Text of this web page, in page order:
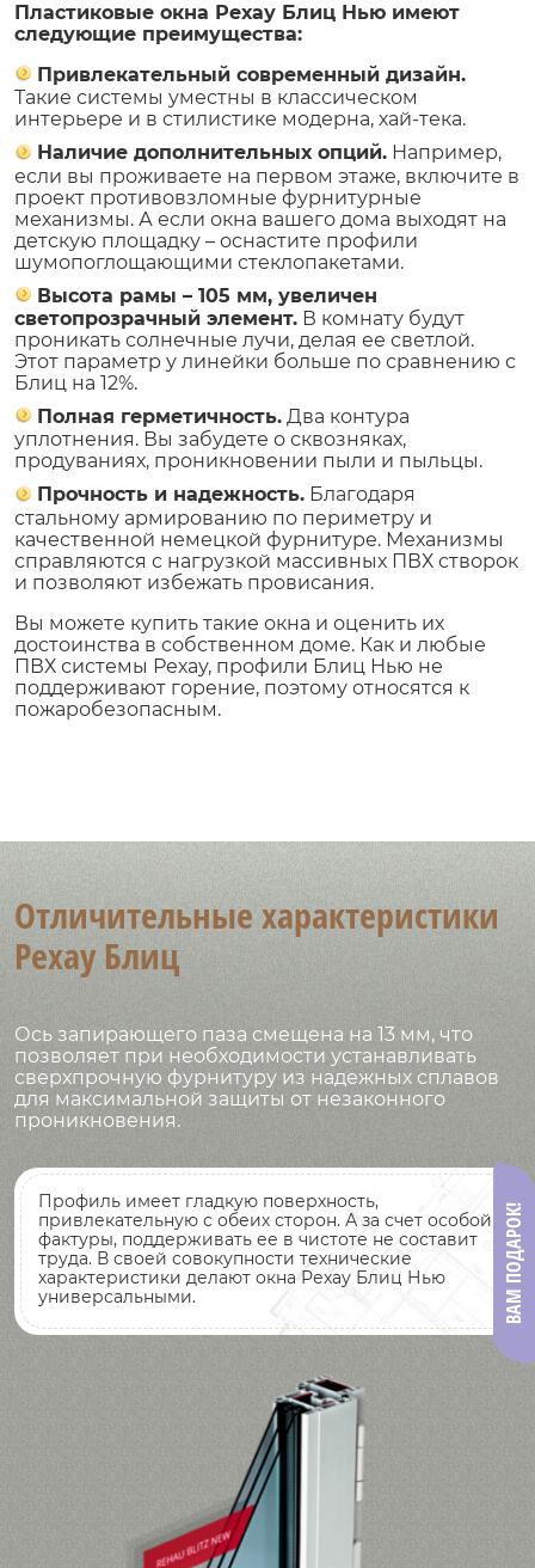
Пластиковые окна Рехау Блиц Нью имеют
следующие преимущества:
Привлекательный современный дизайн.
Такие системы уместны в классическом
интерьере и в стилистике модерна, хай-тека.
Наличие дополнительных опций. Например,
если вы проживаете на первом этаже, включите в
проект противовзломные фурнитурные
механизмы. А если окна вашего дома выходят на
детскую площадку – оснастите профили
шумопоглощающими стеклопакетами.
Высота рамы – 105 мм, увеличен
светопрозрачный элемент. В комнату будут
проникать солнечные лучи, делая ее светлой.
Этот параметр у линейки больше по сравнению с
Блиц на 12%.
Полная герметичность. Два контура
уплотнения. Вы забудете о сквозняках,
продуваниях, проникновении пыли и пыльцы.
Прочность и надежность. Благодаря
стальному армированию по периметру и
качественной немецкой фурнитуре. Механизмы
справляются с нагрузкой массивных ПВХ створок
и позволяют избежать провисания.
Вы можете купить такие окна и оценить их
достоинства в собственном доме. Как и любые
ПВХ системы Рехау, профили Блиц Нью не
поддерживают горение, поэтому относятся к
пожаробезопасным.
Отличительные характеристики
Рехау Блиц
Ось запирающего паза смещена на 13 мм, что
позволяет при необходимости устанавливать
сверхпрочную фурнитуру из надежных сплавов
для максимальной защиты от незаконного
проникновения.
Профиль имеет гладкую поверхность,
привлекательную с обеих сторон. А за счет особой
фактуры, поддерживать ее в чистоте не составит
труда. В своей совокупности технические
характеристики делают окна Рехау Блиц Нью
универсальными.
ВАМ ПОДАРОК!